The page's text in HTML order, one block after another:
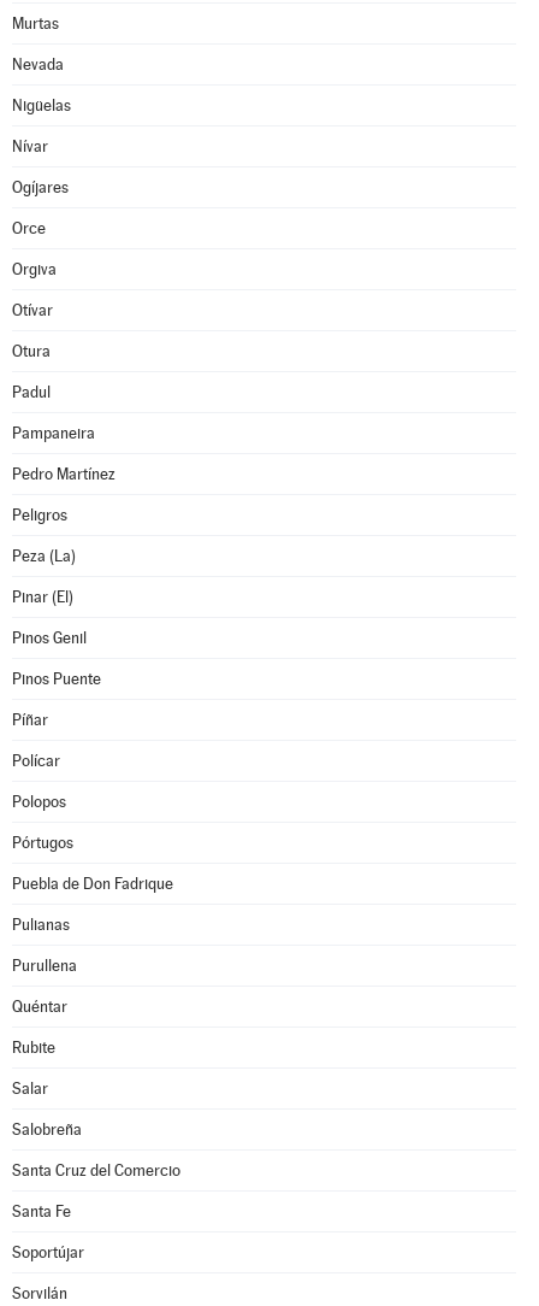
Murtas
Nevada
Nigüelas
Nívar
Ogíjares
Orce
Orgiva
Otívar
Otura
Padul
Pampaneira
Pedro Martínez
Peligros
Peza (La)
Pinar (El)
Pinos Genil
Pinos Puente
Píñar
Polícar
Polopos
Pórtugos
Puebla de Don Fadrique
Pulianas
Purullena
Quéntar
Rubite
Salar
Salobreña
Santa Cruz del Comercio
Santa Fe
Soportújar
Sorvilán